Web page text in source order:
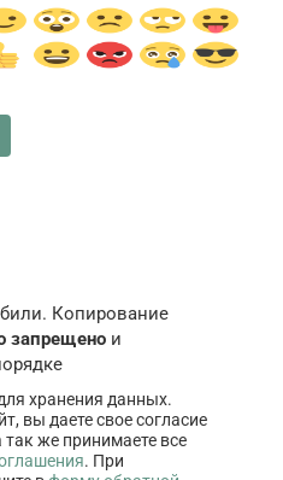
Копирование
запрещено и
хранения данных.
вы даете свое согласие
же принимаете все
. При